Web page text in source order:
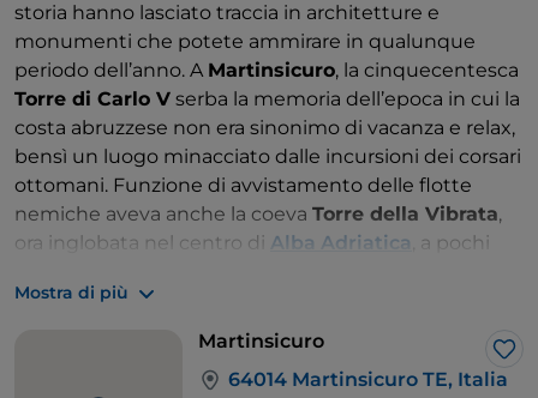
storia hanno lasciato traccia in architetture e
monumenti che potete ammirare in qualunque
periodo dell’anno. A Martinsicuro, la cinquecentesca
Torre di Carlo V serba la memoria dell’epoca in cui la
costa abruzzese non era sinonimo di vacanza e relax,
bensì un luogo minacciato dalle incursioni dei corsari
ottomani. Funzione di avvistamento delle flotte
nemiche aveva anche la coeva Torre della Vibrata,
ora inglobata nel centro di Alba Adriatica , a pochi
soluzione di continuità si passa a
frazione marittima dell’omonimo comune; per
tratto nell’entroterra e risalite il colle che ospita il
Mostra di più
Martinsicuro
64014 Martinsicuro TE, Italia